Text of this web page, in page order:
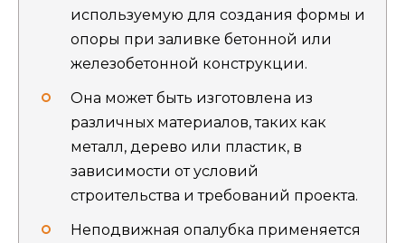
используемую для создания формы и
опоры при заливке бетонной или
железобетонной конструкции.
Она может быть изготовлена из
различных материалов, таких как
металл, дерево или пластик, в
зависимости от условий
строительства и требований проекта.
Неподвижная опалубка применяется